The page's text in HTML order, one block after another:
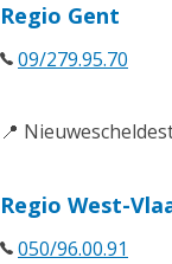
Regio Gent
09/279.95.70
📍
Regio West-
050/96.00.91